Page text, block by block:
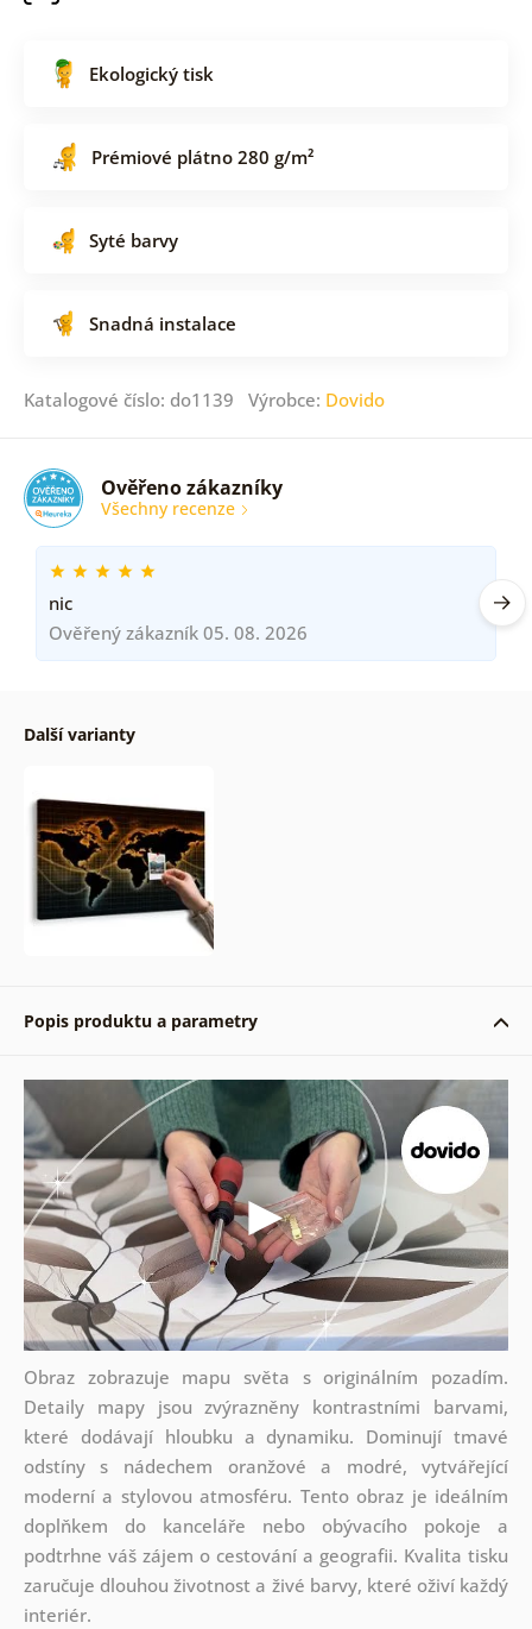
Ekologický tisk
Prémiové plátno 280 g/m²
Syté barvy
Snadná instalace
Katalogové číslo: do1139 Výrobce: Dovido
Ověřeno zákazníky
Všechny recenze
nic
Ověřený zákazník 05. 08. 2026
Další varianty
Popis produktu a parametry
Obraz zobrazuje mapu světa s originálním pozadím.
Detaily mapy jsou zvýrazněny kontrastními barvami,
které dodávají hloubku a dynamiku. Dominují tmavé
odstíny s nádechem oranžové a modré, vytvářející
moderní a stylovou atmosféru. Tento obraz je ideálním
doplňkem do kanceláře nebo obývacího pokoje a
podtrhne váš zájem o cestování a geografii. Kvalita tisku
zaručuje dlouhou životnost a živé barvy, které oživí každý
interiér.